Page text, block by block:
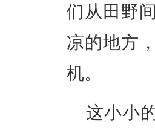
们从田野
凉的地方
机。
这小小